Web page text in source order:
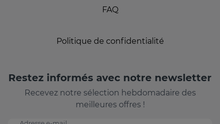
FAQ
Politique de confidentialité
Restez informés avec notre newsletter
Recevez notre sélection hebdomadaire des
meilleures offres !